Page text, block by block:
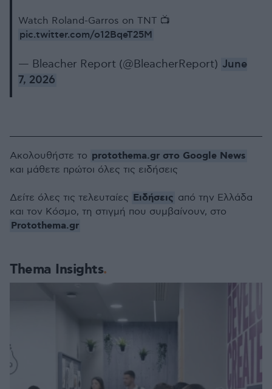
Watch Roland-Garros on TNT 📺
pic.twitter.com/o12BqeT25M
— Bleacher Report (@BleacherReport) June
7, 2026
Thema Insights
Ακολουθήστε το protothema.gr στο Google News
και μάθετε πρώτοι όλες τις ειδήσεις
Δείτε όλες τις τελευταίες Ειδήσεις από την Ελλάδα
και τον Κόσμο, τη στιγμή που συμβαίνουν, στο
Protothema.gr